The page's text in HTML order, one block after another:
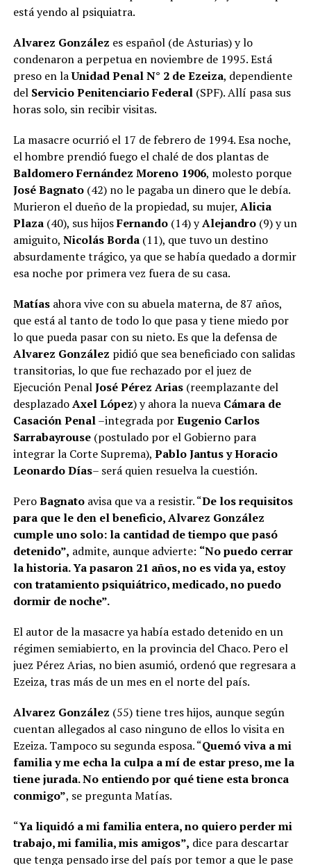
está yendo al psiquiatra.
Alvarez González es español (de Asturias) y lo
condenaron a perpetua en noviembre de 1995. Está
preso en laUnidad Penal N° 2 de Ezeiza, dependiente
del Servicio Penitenciario Federal(SPF). Allí pasa sus
horas solo, sin recibir visitas.
La masacre ocurrió el 17 de febrero de 1994. Esa noche,
el hombre prendió fuego el chalé de dos plantas de
Baldomero Fernández Moreno 1906, molesto porque
José Bagnato(42) no le pagaba un dinero que le debía.
Murieron el dueño de la propiedad, su mujer, Alicia
Plaza(40), sus hijosFernando(14) yAlejandro(9) y un
amiguito, Nicolás Borda(11), que tuvo un destino
absurdamente trágico, ya que se había quedado a dormir
esa noche por primera vez fuera de su casa.
Matíasahora vive con su abuela materna, de 87 años,
que está al tanto de todo lo que pasa y tiene miedo por
lo que pueda pasar con su nieto. Es que la defensa de
Alvarez González pidió que sea beneficiado con salidas
transitorias, lo que fue rechazado por el juez de
Ejecución PenalJosé Pérez Arias(reemplazante del
desplazadoAxel López) y ahora la nuevaCámara de
Casación Penal–integrada porEugenio Carlos
Sarrabayrouse(postulado por el Gobierno para
integrar la Corte Suprema), Pablo Jantus y Horacio
Leonardo Días– será quien resuelva la cuestión.
PeroBagnatoavisa que va a resistir. “De los requisitos
para que le den el beneficio, Alvarez González
cumple uno solo: la cantidad de tiempo que pasó
detenido”, admite, aunque advierte: “No puedo cerrar
la historia. Ya pasaron 21 años, no es vida ya, estoy
con tratamiento psiquiátrico, medicado, no puedo
dormir de noche”.
El autor de la masacre ya había estado detenido en un
régimen semiabierto, en la provincia del Chaco. Pero el
juez Pérez Arias, no bien asumió, ordenó que regresara a
Ezeiza, tras más de un mes en el norte del país.
Alvarez González (55) tiene tres hijos, aunque según
cuentan allegados al caso ninguno de ellos lo visita en
Ezeiza. Tampoco su segunda esposa. “Quemó viva a mi
familia y me echa la culpa a mí de estar preso, me la
tiene jurada. No entiendo por qué tiene esta bronca
conmigo”, se pregunta Matías.
“Ya liquidó a mi familia entera, no quiero perder mi
trabajo, mi familia, mis amigos”, dice para descartar
que tenga pensado irse del país por temor a que le pase